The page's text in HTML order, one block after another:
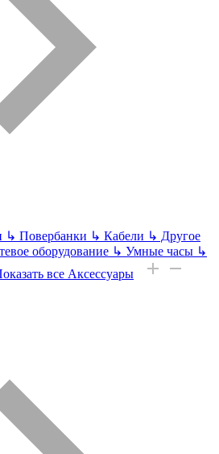
↳ Повербанки ↳ Кабели ↳ Другое
оборудование ↳ Умные часы ↳
все Аксессуары